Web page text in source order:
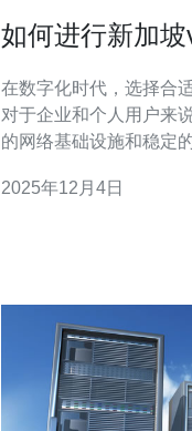
如何进行新加
在数字化时代，选择合
对于企业和个人用户来
的网络基础设施和稳定
行新加坡VPS测试，以
2025年12月4日